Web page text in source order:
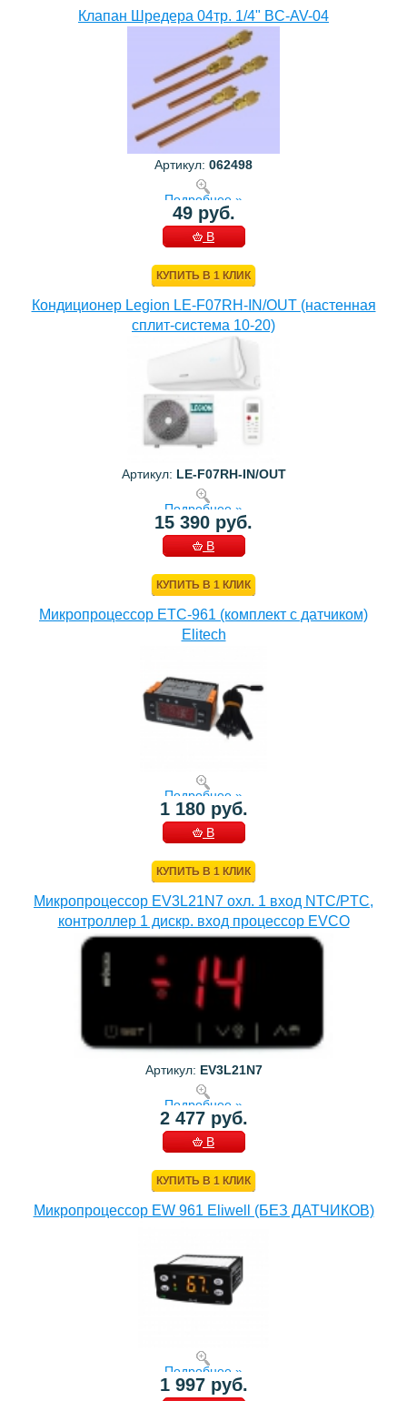
Клапан Шредера 04тр. 1/4" BC-AV-04
Артикул: 062498
Подробнее »
49 руб.
В
КУПИТЬ В 1 КЛИК
Кондиционер Legion LE-F07RH-IN/OUT (настенная
сплит-система 10-20)
Артикул: LE-F07RH-IN/OUT
Подробнее »
15 390 руб.
В
КУПИТЬ В 1 КЛИК
Микропроцессор ETC-961 (комплект c датчиком)
Elitech
Подробнее »
1 180 руб.
В
КУПИТЬ В 1 КЛИК
Микропроцессор EV3L21N7 охл. 1 вход NTC/PTC,
контроллер 1 дискр. вход процессор EVCO
Артикул: EV3L21N7
Подробнее »
2 477 руб.
В
КУПИТЬ В 1 КЛИК
Микропроцессор EW 961 Eliwell (БЕЗ ДАТЧИКОВ)
Подробнее »
1 997 руб.